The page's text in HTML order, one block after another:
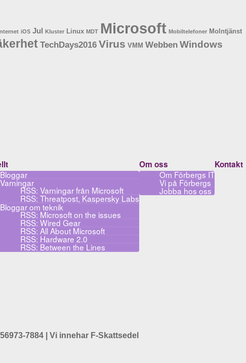
Bloggar
Varningar
RSS: Varningar från Microsoft
RSS: Threatpost, Kaspersky Labs
Bloggar om teknik
RSS: Microsoft on the issues
RSS: Wired Gear
RSS: All About Microsoft
RSS: Hardware 2.0
RSS: Between the Lines
Om oss
Om Förbergs IT
Vi på Förbergs
Jobba hos oss
Kontakt
iOS Jul Kluster Linux MDT Microsoft Mobiltelefoner Molntjänst
TechDays2016 Virus VMM Webben Windows
7884 | Vi innehar F-Skattsedel